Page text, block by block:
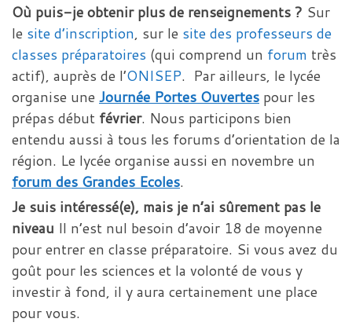
Où puis-je obtenir plus de renseignements ? Sur
le site d’inscription, sur le site des professeurs de
classes préparatoires (qui comprend un forum très
actif), auprès de l’ONISEP. Par ailleurs, le lycée
organise une Journée Portes Ouvertes pour les
prépas début février. Nous participons bien
entendu aussi à tous les forums d’orientation de la
région. Le lycée organise aussi en novembre un
forum des Grandes Ecoles.
Je suis intéressé(e), mais je n’ai sûrement pas le
niveau Il n’est nul besoin d’avoir 18 de moyenne
pour entrer en classe préparatoire. Si vous avez du
goût pour les sciences et la volonté de vous y
investir à fond, il y aura certainement une place
pour vous.